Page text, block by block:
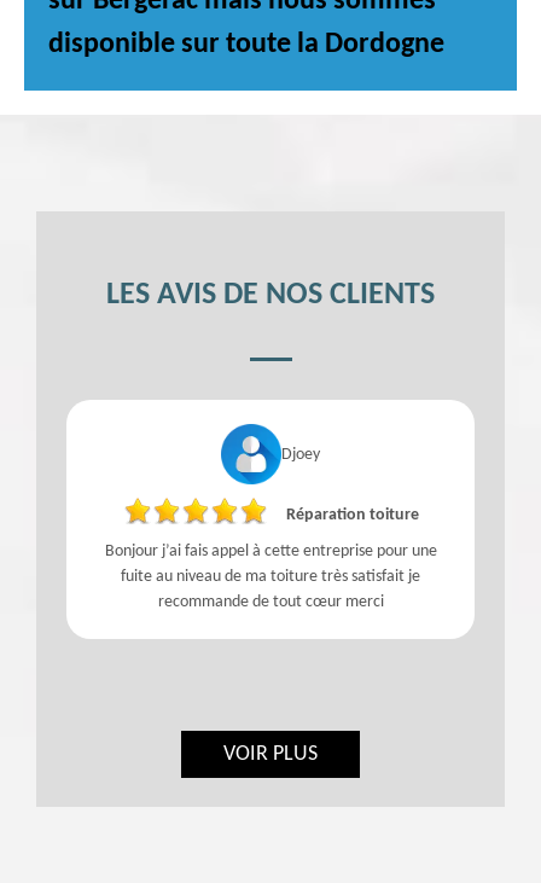
disponible sur toute la Dordogne
LES AVIS DE NOS CLIENTS
Djoey
Réparation toiture
Bonjour j’ai fais appel à cette entreprise pour une
fuite au niveau de ma toiture très satisfait je
recommande de tout cœur merci
VOIR PLUS